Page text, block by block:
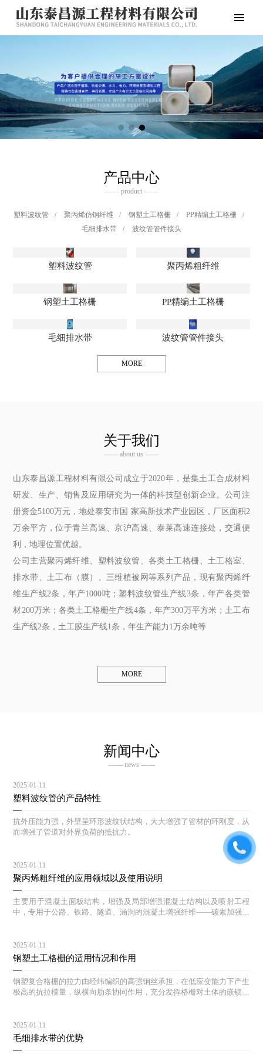
产品中心
—— product ——
塑料波纹管 / 聚丙烯仿钢纤维 / 钢塑土工格栅 / PP精编土工格栅
/
毛细排水带
/ 波纹管管件接头
塑料波纹管 聚丙烯粗纤维
钢塑土工格栅 PP精编土工格栅
毛细排水带 波纹管管件接头
MORE
关于我们
—— about us ——
山东泰昌源工程材料有限公司成立于2020年，是集土工合成材料
研发、生产、销售及应用研究为一体的科技型创新企业。公司注
册资金5100万元，地处泰安市国 家高新技术产业园区，厂区面积2
万余平方，位于青兰高速、京沪高速、泰莱高速连接处，交通便
利，地理位置优越。
公司主营聚丙烯纤维、塑料波纹管、各类土工格栅、土工格室、
排水带、土工布（膜）、三维植被网等系列产品，现有聚丙烯纤
维生产线2条，年产1000吨；塑料波纹管生产线3条，年产各类管
材200万米；各类土工格栅生产线4条，年产300万平方米；土工布
生产线2条，土工膜生产线1条，年生产能力1万余吨等
MORE
新闻中心
—— news ——
2025-01-11
塑料波纹管的产品特性
抗外压能力强，外壁呈环形波纹状结构，大大增强了管材的环刚度，从
而增强了管道对外界负荷的抵抗力。
2025-01-11
聚丙烯粗纤维的应用领域以及使用说明
主要用于混凝土面板结构，增强及局部增强混凝土结构以及喷射工程
中，专用于公路、铁路、隧道、涵洞的混凝土增强纤维——碳素加强筋
2025-01-11
钢塑土工格栅的适用情况和作用
钢塑复合格栅的拉力由经纬编织的高强钢丝承担，在低应变能力下产生
极高的抗拉模量，纵横向肋条协同作用，充分发挥格栅对土体的嵌锁作
2025-01-11
毛细排水带的优势